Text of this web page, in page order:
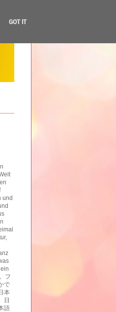
und
フ
で
本
日
語
GOT IT